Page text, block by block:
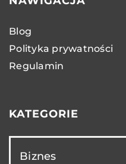
Blog
Polityka prywatności
Regulamin
KATEGORIE
Biznes